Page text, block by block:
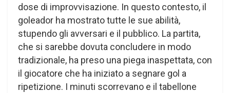
dose di improvvisazione. In questo contesto, il
goleador ha mostrato tutte le sue abilità,
stupendo gli avversari e il pubblico. La partita,
che si sarebbe dovuta concludere in modo
tradizionale, ha preso una piega inaspettata, con
il giocatore che ha iniziato a segnare gol a
ripetizione. I minuti scorrevano e il tabellone